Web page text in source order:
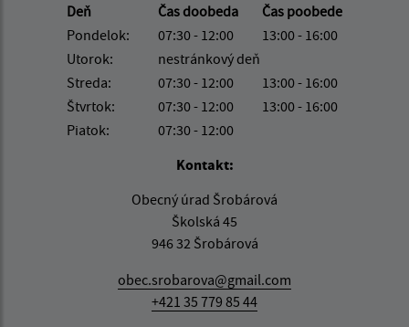
Deň
Čas doobeda
Čas poobede
Pondelok:
07:30 - 12:00
13:00 - 16:00
Utorok:
nestránkový deň
Streda:
07:30 - 12:00
13:00 - 16:00
Štvrtok:
07:30 - 12:00
13:00 - 16:00
Piatok:
07:30 - 12:00
Kontakt:
Obecný úrad Šrobárová
Školská 45
946 32 Šrobárová
obec.srobarova@gmail.com
+421 35 779 85 44